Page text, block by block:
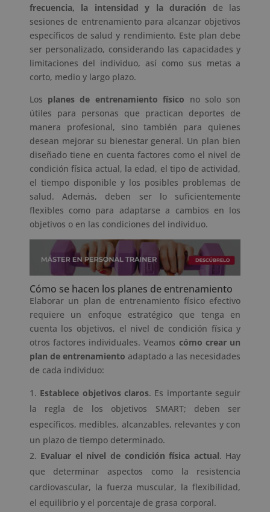
frecuencia, la intensidad y la duración de las
sesiones de entrenamiento para alcanzar objetivos
específicos de salud y rendimiento. Este plan debe
ser personalizado, considerando las capacidades y
limitaciones del individuo, así como sus metas a
corto, medio y largo plazo.
Los planes de entrenamiento físico no solo son
útiles para personas que practican deportes de
manera profesional, sino también para quienes
desean mejorar su bienestar general. Un plan bien
diseñado tiene en cuenta factores como el nivel de
condición física actual, la edad, el tipo de actividad,
el tiempo disponible y los posibles problemas de
salud. Además, deben ser lo suficientemente
flexibles como para adaptarse a cambios en los
objetivos o en las condiciones del individuo.
Cómo se hacen los planes de entrenamiento
Elaborar un plan de entrenamiento físico efectivo
requiere un enfoque estratégico que tenga en
cuenta los objetivos, el nivel de condición física y
otros factores individuales. Veamos cómo crear un
plan de entrenamiento adaptado a las necesidades
de cada individuo:
Establece objetivos claros. Es importante seguir
la regla de los objetivos SMART; deben ser
específicos, medibles, alcanzables, relevantes y con
un plazo de tiempo determinado.
Evaluar el nivel de condición física actual. Hay
que determinar aspectos como la resistencia
cardiovascular, la fuerza muscular, la flexibilidad,
el equilibrio y el porcentaje de grasa corporal.